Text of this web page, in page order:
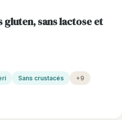
gluten, sans lactose et
Sans crustacés +9